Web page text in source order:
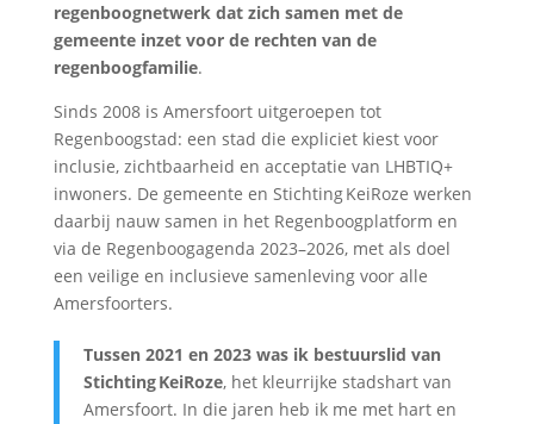
regenboognetwerk dat zich samen met de
gemeente inzet voor de rechten van de
regenboogfamilie.
Sinds 2008 is Amersfoort uitgeroepen tot
Regenboogstad: een stad die expliciet kiest voor
inclusie, zichtbaarheid en acceptatie van LHBTIQ+
inwoners. De gemeente en Stichting KeiRoze werken
daarbij nauw samen in het Regenboogplatform en
via de Regenboogagenda 2023–2026, met als doel
een veilige en inclusieve samenleving voor alle
Amersfoorters.
Tussen 2021 en 2023 was ik bestuurslid van
Stichting KeiRoze, het kleurrijke stadshart van
Amersfoort. In die jaren heb ik me met hart en